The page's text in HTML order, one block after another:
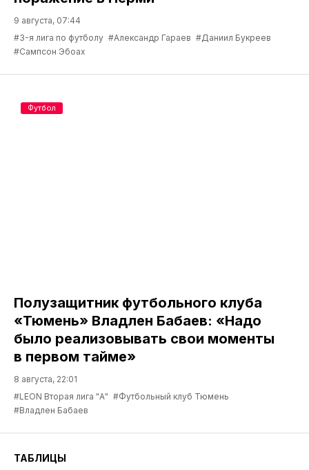
9 августа, 07:44
#3-я лига по футболу #Александр Гараев #Даниил Букреев
#Сампсон Эбоах
Полузащитник футбольного клуба
«Тюмень» Владлен Бабаев: «Надо
было реализовывать свои моменты
в первом тайме»
8 августа, 22:01
#LEON Вторая лига "А" #Футбольный клуб Тюмень
#Владлен Бабаев
Футбол
ТАБЛИЦЫ